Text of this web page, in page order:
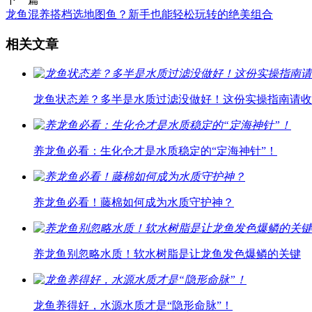
龙鱼混养搭档选地图鱼？新手也能轻松玩转的绝美组合
相关文章
龙鱼状态差？多半是水质过滤没做好！这份实操指南请
养龙鱼必看：生化仓才是水质稳定的“定海神针”！
养龙鱼必看！藤棉如何成为水质守护神？
养龙鱼别忽略水质！软水树脂是让龙鱼发色爆鳞的关键
龙鱼养得好，水源水质才是“隐形命脉”！